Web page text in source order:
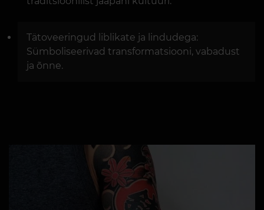
Tätoveeringud liblikate ja lindudega:
Sümboliseerivad transformatsiooni, vabadust
ja õnne.